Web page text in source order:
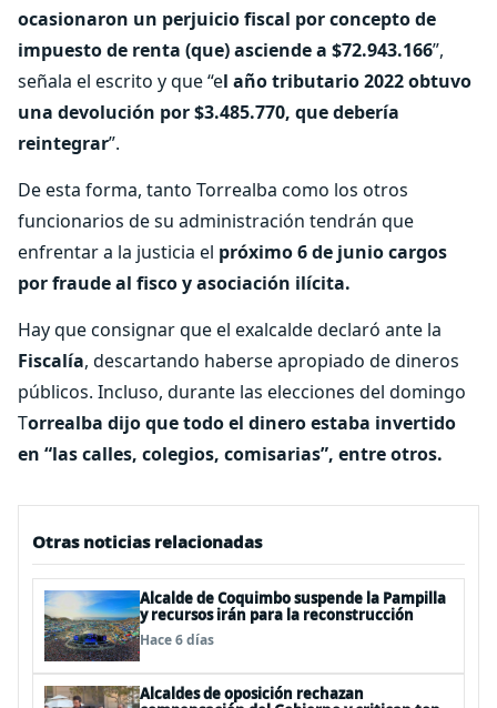
ocasionaron un perjuicio fiscal por concepto de
impuesto de renta (que) asciende a $72.943.166”,
señala el escrito y que “el año tributario 2022 obtuvo
una devolución por $3.485.770, que debería
reintegrar”.
De esta forma, tanto Torrealba como los otros
funcionarios de su administración tendrán que
enfrentar a la justicia el próximo 6 de junio cargos
por fraude al fisco y asociación ilícita.
Hay que consignar que el exalcalde declaró ante la
Fiscalía, descartando haberse apropiado de dineros
públicos. Incluso, durante las elecciones del domingo
Torrealba dijo que todo el dinero estaba invertido
en “las calles, colegios, comisarias”, entre otros.
Otras noticias relacionadas
Alcalde de Coquimbo suspende la Pampilla
y recursos irán para la reconstrucción
Hace 6 días
Alcaldes de oposición rechazan